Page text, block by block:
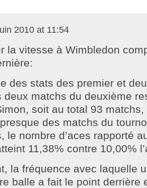
2010 at 11:54
la vitesse à Wimbledon
des stats des premier et
deux matchs du deuxième
soit au total 93
des matchs du
le nombre d’aces rapporté
11,38% contre 10,00%
la fréquence avec laquelle
balle a fait le point derrière